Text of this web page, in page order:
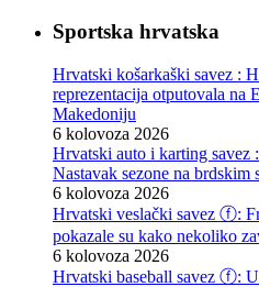
Sportska hrvatska
Hrvatski košarkaški savez :
reprezentacija otputovala na
Makedoniju
6 kolovoza 2026
Hrvatski auto i karting savez
Nastavak sezone na brdskim
6 kolovoza 2026
Hrvatski veslački savez ⓕ:
pokazale su kako nekoliko
6 kolovoza 2026
Hrvatski baseball savez ⓕ: